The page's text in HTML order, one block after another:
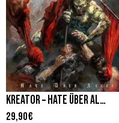
KREATOR – HATE ÜBER ALLES
29,90€